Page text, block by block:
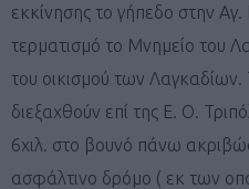
εκκίνησης το γήπεδο στην
τερματισμό το Μνημείο του
του οικισμού των
διεξαχθούν επί της Ε. Ο.
6χιλ. στο βουνό πάνω
ασφάλτινο δρόμο ( εκ των